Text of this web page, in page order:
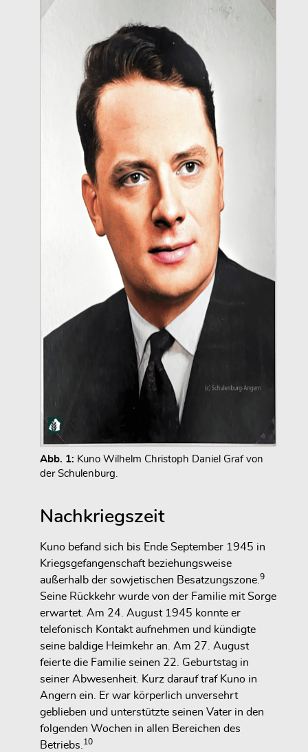
Abb. 1: Kuno Wilhelm Christoph Daniel Graf von
der Schulenburg.
Nachkriegszeit
Kuno befand sich bis Ende September 1945 in
Kriegsgefangenschaft beziehungsweise
außerhalb der sowjetischen Besatzungszone. 9
Seine Rückkehr wurde von der Familie mit Sorge
erwartet. Am 24. August 1945 konnte er
telefonisch Kontakt aufnehmen und kündigte
seine baldige Heimkehr an. Am 27. August
feierte die Familie seinen 22. Geburtstag in
seiner Abwesenheit. Kurz darauf traf Kuno in
Angern ein. Er war körperlich unversehrt
geblieben und unterstützte seinen Vater in den
folgenden Wochen in allen Bereichen des
Betriebs. 10